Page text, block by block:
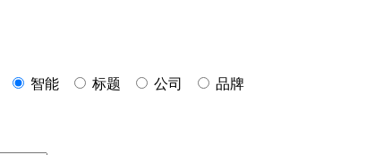
智能
标题 公司
品牌